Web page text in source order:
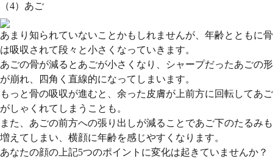
（4）あご
あまり知られていないことかもしれませんが、 年齢とともに骨
は吸収されて段々と小さくなっていきます。
あごの骨が減るとあごが小さくなり、シャープだったあごの形
が崩れ、四角く直線的になってしまいます。
もっと骨の吸収が進むと、余った皮膚が上前方に回転してあご
がしゃくれてしまうことも。
また、あごの前方への張り出しが減ることであご下のたるみも
増えてしまい、横顔に年齢を感じやすくなります。
あなたの顔の上記5つのポイントに変化は起きていませんか？